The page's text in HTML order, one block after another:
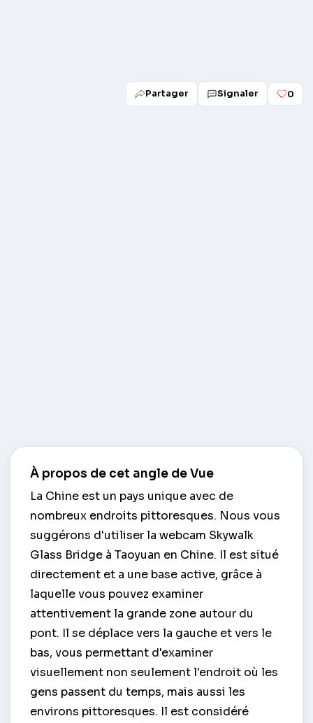
Partager Signaler 0
À propos de cet angle de Vue
La Chine est un pays unique avec de
nombreux endroits pittoresques. Nous vous
suggérons d'utiliser la webcam Skywalk
Glass Bridge à Taoyuan en Chine. Il est situé
directement et a une base active, grâce à
laquelle vous pouvez examiner
attentivement la grande zone autour du
pont. Il se déplace vers la gauche et vers le
bas, vous permettant d'examiner
visuellement non seulement l'endroit où les
gens passent du temps, mais aussi les
environs pittoresques. Il est considéré